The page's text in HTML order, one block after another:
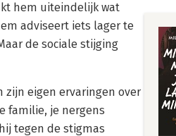
hem uiteindelijk wat
adviseert iets lager te
de sociale stijging
zijn eigen ervaringen over
familie, je nergens
tegen de stigmas